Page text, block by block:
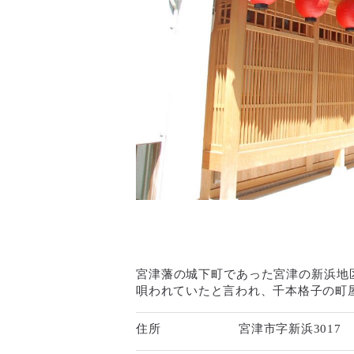
宮津藩の城下町であった宮津の新浜
唄われていたと言われ、千本格子の
住所 宮津市字新浜3017